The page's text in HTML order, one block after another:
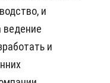
и
ведение
и